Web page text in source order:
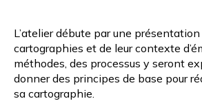
L’atelier débute par une
cartographies et de leur contexte
méthodes, des processus y seront
donner des principes de base pour
sa cartographie.